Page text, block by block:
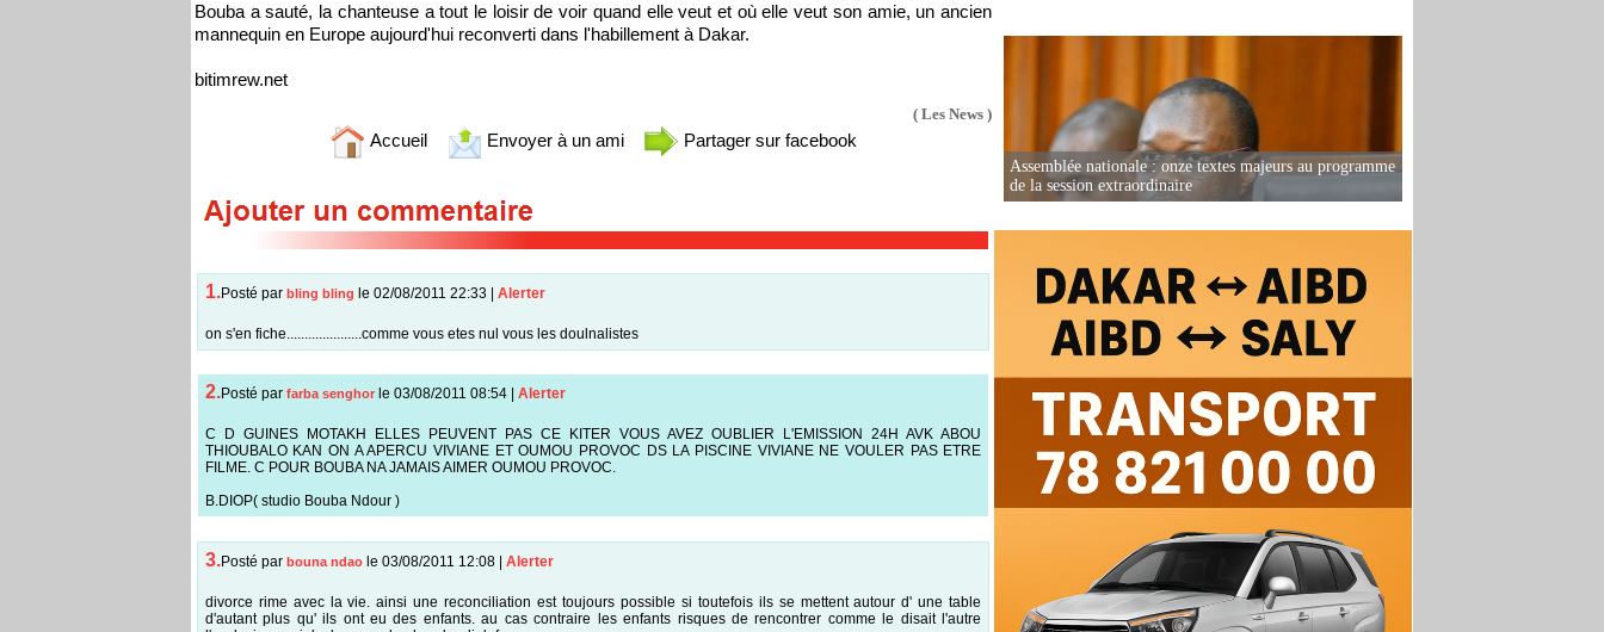
Bouba a sauté, la chanteuse a tout le loisir de voir quand elle veut et où elle veut son amie, un ancien
mannequin en Europe aujourd'hui reconverti dans l'habillement à Dakar.
bitimrew.net
( Les News )
Accueil Envoyer à un ami Partager sur facebook
1.Posté par bling bling le 02/08/2011 22:33 | Alerter
on s'en fiche.....................comme vous etes nul vous les doulnalistes
2.Posté par farba senghor le 03/08/2011 08:54 Alerter
C D GUINES MOTAKH ELLES PEUVENT PAS CE KITER VOUS AVEZ OUBLIER L'EMISSION 24H AVK ABOU
THIOUBALO KAN ON A APERCU VIVIANE ET OUMOU PROVOC DS LA PISCINE VIVIANE NE VOULER PAS ETRE
FILME. C POUR BOUBA NA JAMAIS AIMER OUMOU PROVOC.
B.DIOP( studio Bouba Ndour )
3.Posté par bouna ndao le 03/08/2011 12:08 | Alerter
divorce rime avec la vie. ainsi une reconciliation est toujours possible si toutefois ils se mettent autour d' une table
d'autant plus qu' ils ont eu des enfants. au cas contraire les enfants risques de rencontrer comme le disait l'autre
Assemblée nationale : onze textes majeurs au programme
de la session extraordinaire